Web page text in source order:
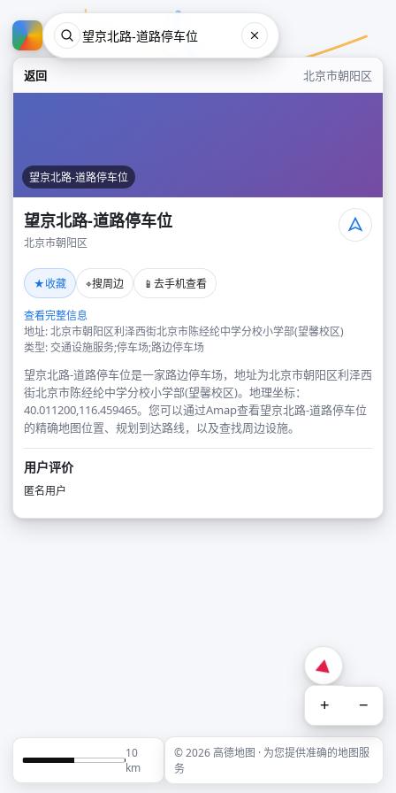
返回 北京市朝阳区
望京北路-道路停车位
望京北路-道路停车位
北京市朝阳区
★收藏 ⌖搜周边 📱 去手机查看
查看完整信息
地址: 北京市朝阳区利泽西街北京市陈经纶中学分校小学部(望馨校区)
类型: 交通设施服务;停车场;路边停车场
望京北路-道路停车位是一家路边停车场，地址为北京市朝阳区利泽西
街北京市陈经纶中学分校小学部(望馨校区)。地理坐标：
40.011200,116.459465。您可以通过Amap查看望京北路-道路停车位
的精确地图位置、规划到达路线，以及查找周边设施。
用户评价
匿名用户
+ −
10
km
© 2026 高德地图 · 为您提供准确的地图服
务